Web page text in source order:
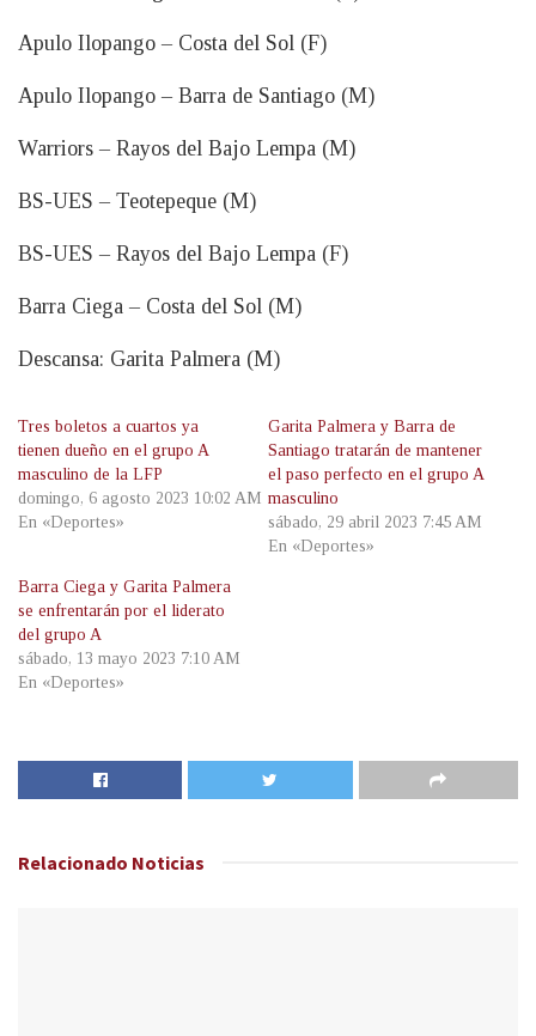
Apulo Ilopango – Costa del Sol (F)
Apulo Ilopango – Barra de Santiago (M)
Warriors – Rayos del Bajo Lempa (M)
BS-UES – Teotepeque (M)
BS-UES – Rayos del Bajo Lempa (F)
Barra Ciega – Costa del Sol (M)
Descansa: Garita Palmera (M)
Tres boletos a cuartos ya
tienen dueño en el grupo A
masculino de la LFP
domingo, 6 agosto 2023 10:02 AM
En «Deportes»
Garita Palmera y Barra de
Santiago tratarán de mantener
el paso perfecto en el grupo A
masculino
sábado, 29 abril 2023 7:45 AM
En «Deportes»
Barra Ciega y Garita Palmera
se enfrentarán por el liderato
del grupo A
sábado, 13 mayo 2023 7:10 AM
En «Deportes»
Relacionado Noticias